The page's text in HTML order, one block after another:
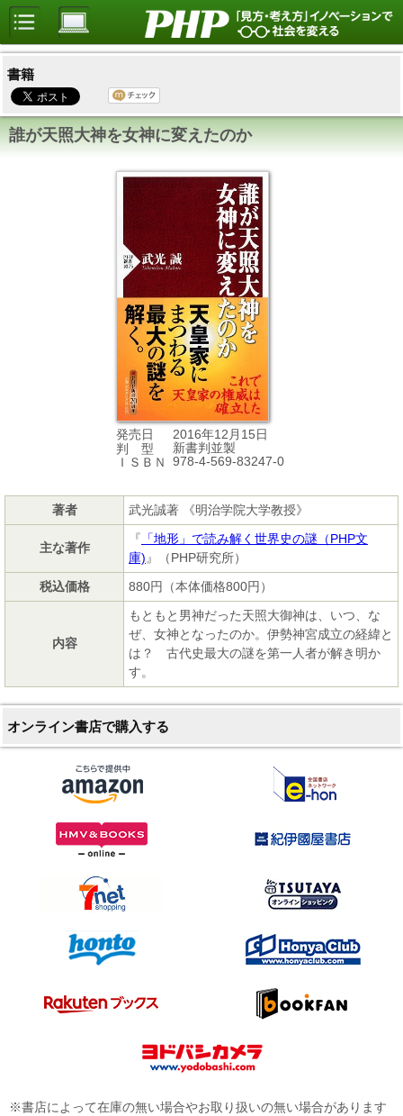
書籍
誰が天照大神を女神に変えたのか
発売日
2016年12月15日
判 型
新書判並製
ＩＳＢＮ
978-4-569-83247-0
著者 武光誠著 《明治学院大学教授》
主な著作
『 「地形」で読み解く世界史の謎（PHP文
庫) 』（PHP研究所）
税込価格
880円（本体価格800円）
内容
もともと男神だった天照大御神は、いつ、な
ぜ、女神となったのか。伊勢神宮成立の経緯と
は？ 古代史最大の謎を第一人者が解き明か
す。
オンライン書店で購入する
※書店によって在庫の無い場合やお取り扱いの無い場合があります